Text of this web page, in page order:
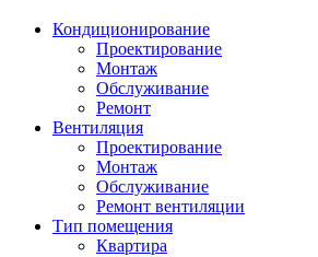
Кондиционирование
Проектирование
Монтаж
Обслуживание
Ремонт
Вентиляция
Проектирование
Монтаж
Обслуживание
Ремонт вентиляции
Тип помещения
Квартира